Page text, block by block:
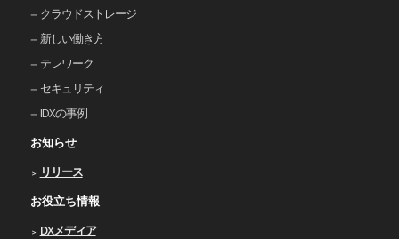
クラウドストレージ
新しい働き⽅
テレワーク
セキュリティ
IDXの事例
お知らせ
リリース
お役立ち情報
DXメディア